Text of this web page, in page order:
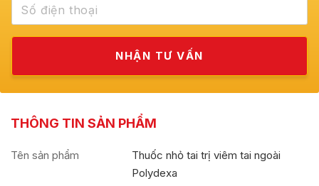
THÔNG TIN SẢN PHẨM
Tên sản phẩm
Thuốc nhỏ tai trị viêm tai ngoài
Polydexa